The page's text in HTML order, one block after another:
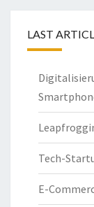
LAST
Tech-
E-